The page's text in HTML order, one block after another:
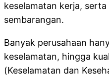
keselamatan kerja,
sembarangan.
Banyak perusahaan
keselamatan, hingga
(Keselamatan dan